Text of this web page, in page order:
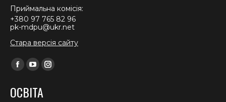
Приймальна комісія:
+380 97 765 82 96
pk-mdpu@ukr.net
Стара версія сайту
Find us on:
Facebook
opens
YouTube
opens
Instagram
ОСВІТА